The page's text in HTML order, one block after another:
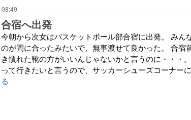
合宿へ出発
今朝から次女はバスケットボール部合宿に出発。 みん
のが間に合ったみたいで、無事渡せて良かった。 合宿
き慣れた靴の方がいいんじゃないかと言うのに・・・
って行きたいと言うので、サッカーシューズコーナー
る